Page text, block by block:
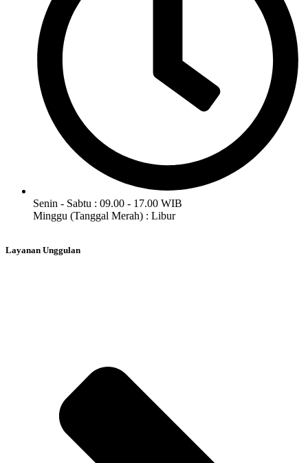
Senin - Sabtu : 09.00 - 17.00 WIB
Minggu (Tanggal Merah) : Libur
Layanan Unggulan